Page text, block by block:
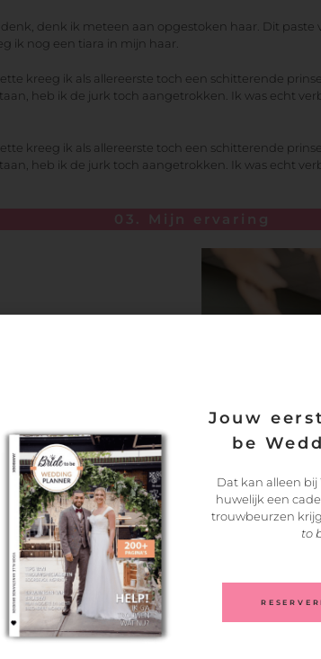
denk ik meteen aan opgestoken haar. Dit
ik nog een tiara in mijn haar.
kreeg ik als allereerste toch een schitterende
heb ik de jurk toch aangetrokken. Ik was echt
kreeg ik als allereerste toch een schitterende
heb ik de jurk toch aangetrokken. Ik was echt
03. Mijn ervaring
ik toch graag een soepeler
jurk vond ik ook wel mooi
mooi dan de
maar ik weet nu wel
dat een prinsessenjurk mij
op zoek ga naar mijn
Jouw
be
Dat kan alleen
huwelijk een
trouwbeurzen
to